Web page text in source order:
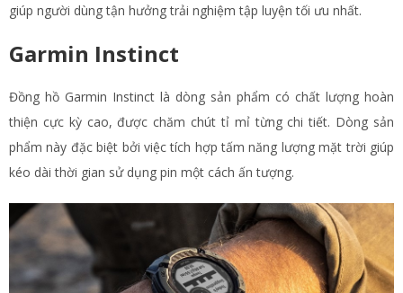
giúp người dùng tận hưởng trải nghiệm tập luyện tối ưu nhất.
Garmin Instinct
Đồng hồ Garmin Instinct là dòng sản phẩm có chất lượng hoàn
thiện cực kỳ cao, được chăm chút tỉ mỉ từng chi tiết. Dòng sản
phẩm này đặc biệt bởi việc tích hợp tấm năng lượng mặt trời giúp
kéo dài thời gian sử dụng pin một cách ấn tượng.